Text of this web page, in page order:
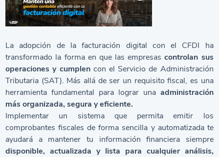
La adopción de la facturación digital con el CFDI ha
transformado la forma en que las empresascontrolan sus
operaciones y cumplencon el Servicio de Administración
Tributaria (SAT). Más allá de ser un requisito fiscal, es una
herramienta fundamental para lograr una administración
más organizada, segura y eficiente.
Implementar un sistema que permita emitir los
comprobantes fiscales de forma sencilla y automatizada te
ayudará a mantener tu información financiera siempre
disponible, actualizada y lista para cualquier análisis,